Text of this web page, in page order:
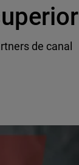
de canal